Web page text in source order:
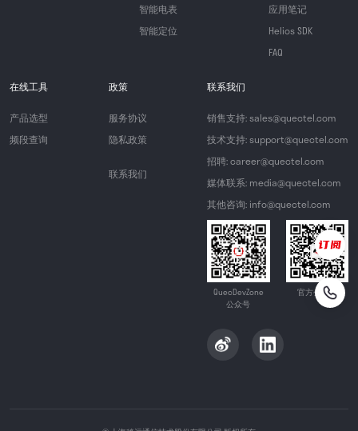
智能电表
智能定位
应用笔记
Helios SDK
FAQ
在线工具
产品选型
频段查询
政策
服务协议
隐私政策
联系我们
联系我们
销售支持: sales@quectel.com
技术支持: support@quectel.com
招聘: career@quectel.com
媒体联系: media@quectel.com
其他咨询: info@quectel.com
QuecDevZone
公众号
官方公众号